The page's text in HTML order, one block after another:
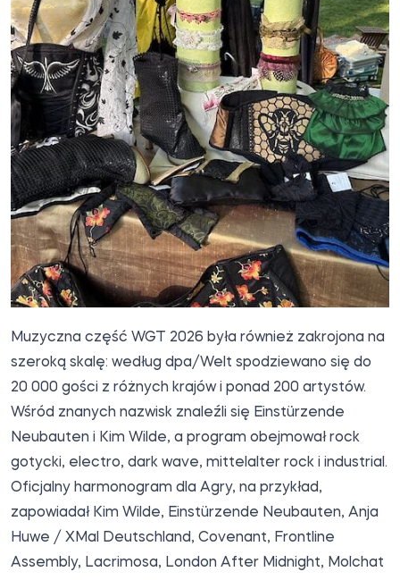
Muzyczna część WGT 2026 była również zakrojona na
szeroką skalę: według dpa/Welt spodziewano się do
20 000 gości z różnych krajów i ponad 200 artystów.
Wśród znanych nazwisk znaleźli się Einstürzende
Neubauten i Kim Wilde, a program obejmował rock
gotycki, electro, dark wave, mittelalter rock i industrial.
Oficjalny harmonogram dla Agry, na przykład,
zapowiadał Kim Wilde, Einstürzende Neubauten, Anja
Huwe / XMal Deutschland, Covenant, Frontline
Assembly, Lacrimosa, London After Midnight, Molchat